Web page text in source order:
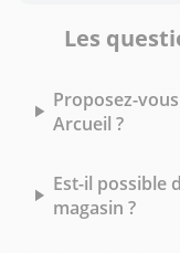
Les
Proposez-
Arcueil ?
Est-il possible
magasin ?